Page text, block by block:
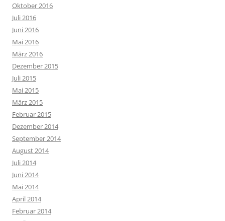
Oktober 2016
Juli 2016
Juni 2016
Mai 2016
März 2016
Dezember 2015
Juli 2015
Mai 2015
März 2015
Februar 2015
Dezember 2014
September 2014
August 2014
Juli 2014
Juni 2014
Mai 2014
April 2014
Februar 2014